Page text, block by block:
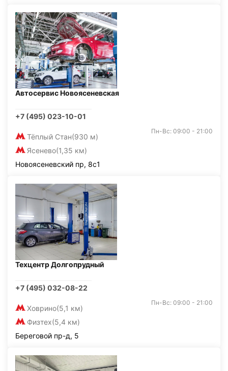
Автосервис Новоясеневская
+7 (495) 023-10-01
Тёплый Стан(930 м)
Ясенево(1,35 км)
Пн-Вс: 09:00 - 21:00
Новоясеневский пр, 8с1
Техцентр Долгопрудный
+7 (495) 032-08-22
Ховрино(5,1 км)
Физтех(5,4 км)
Пн-Вс: 09:00 - 21:00
Береговой пр-д, 5